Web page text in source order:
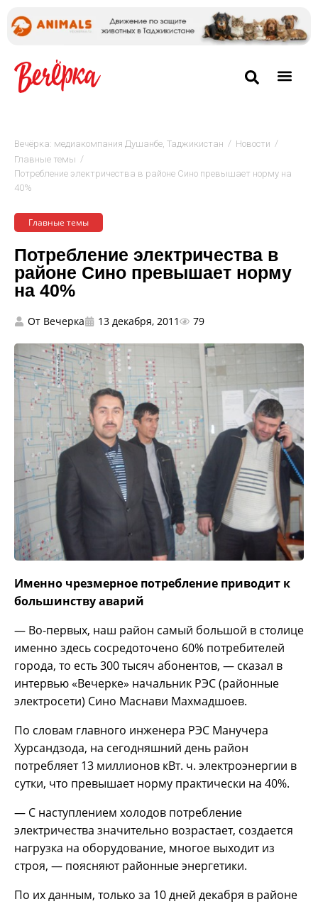
Вечёрка: медиакомпания Душанбе, Таджикистан / Новости /
Главные темы /
Потребление электричества в районе Сино превышает норму на
40%
Главные темы
Потребление электричества в
районе Сино превышает норму
на 40%
От Вечерка 13 декабря, 2011 79
Именно чрезмерное потребление приводит к
большинству аварий
— Во-первых, наш район самый большой в столице
именно здесь сосредоточено 60% потребителей
города, то есть 300 тысяч абонентов, — сказал в
интервью «Вечерке» начальник РЭС (районные
электросети) Сино Маснави Махмадшоев.
По словам главного инженера РЭС Манучера
Хурсандзода, на сегодняшний день район
потребляет 13 миллионов кВт. ч. электроэнергии в
сутки, что превышает норму практически на 40%.
— С наступлением холодов потребление
электричества значительно возрастает, создается
нагрузка на оборудование, многое выходит из
строя, — поясняют районные энергетики.
По их данным, только за 10 дней декабря в районе